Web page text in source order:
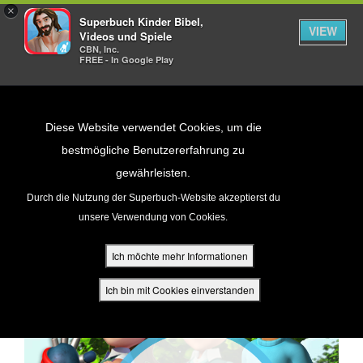
×
Superbuch Kinder Bibel,
Videos und Spiele
CBN, Inc.
FREE - In Google Play
VIEW
Diese Website verwendet Cookies, um die
bestmögliche Benutzererfahrung zu
gewährleisten.
Durch die Nutzung der Superbuch-Website akzeptierst du
unsere Verwendung von Cookies.
Ich möchte mehr Informationen
Ich bin mit Cookies einverstanden